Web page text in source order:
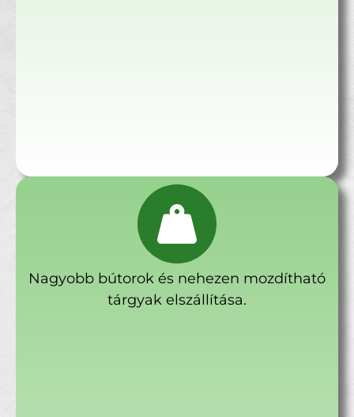
Nagyobb bútorok és nehezen mozdítható
tárgyak elszállítása.